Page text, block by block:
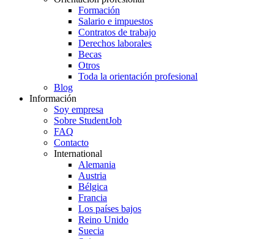
Formación
Salario e impuestos
Contratos de trabajo
Derechos laborales
Becas
Otros
Toda la orientación profesional
Blog
Información
Soy empresa
Sobre StudentJob
FAQ
Contacto
International
Alemania
Austria
Bélgica
Francia
Los países bajos
Reino Unido
Suecia